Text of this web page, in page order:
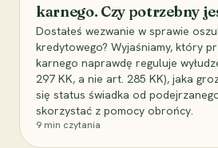
karnego. Czy potrzebny
Dostałeś wezwanie w sprawie
kredytowego? Wyjaśniamy, który
karnego naprawdę reguluje
297 KK, a nie art. 285 KK), jaka
się status świadka od
skorzystać z pomocy obrońcy.
9 min czytania